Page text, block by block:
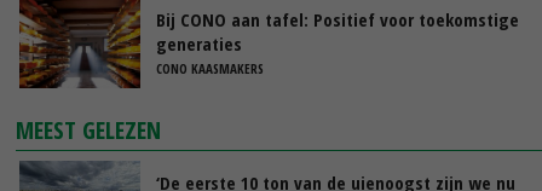
Bij CONO aan tafel: Positief voor toekomstige
generaties
CONO KAASMAKERS
MEEST GELEZEN
‘De eerste 10 ton van de uienoogst zijn we nu